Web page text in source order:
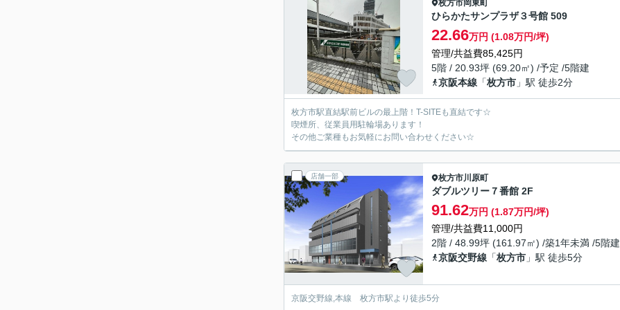
枚方市岡東町
ひらかたサンプラザ３号館 509
22.66万円 (1.08万円/坪)
管理/共益費85,425円
5階 / 20.93坪 (69.20㎡) /予定 /5階建
京阪本線 「枚方市 」駅 徒歩2分
枚方市駅直結駅前ビルの最上階！T-SITEも直結です☆
喫煙所、従業員用駐輪場あります！
その他ご業種もお気軽にお問い合わせください☆
店舗一部 枚方市川原町
ダブルツリー７番館 2F
91.62万円 (1.87万円/坪)
管理/共益費11,000円
2階 / 48.99坪 (161.97㎡) /築1年未満 /5階建
京阪交野線 「枚方市 」駅 徒歩5分
京阪交野線,本線 枚方市駅より徒歩5分